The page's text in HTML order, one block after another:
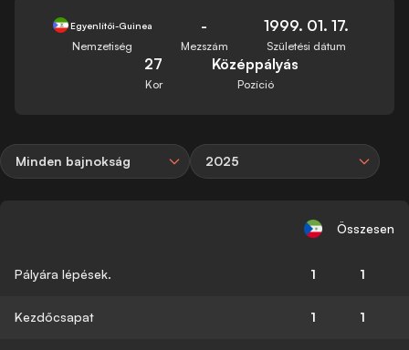
Egyenlítői-Guinea
Nemzetiség
-
Mezszám
1999. 01. 17.
Születési dátum
27
Kor
Középpályás
Pozíció
Minden bajnokság 2025
Összesen
Pályára lépések. 1 1
Kezdőcsapat 1 1